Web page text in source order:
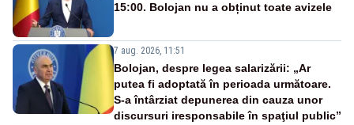
15:00. Bolojan nu a obținut toate avizele
7 aug. 2026, 11:51
Bolojan, despre legea salarizării: „Ar
putea fi adoptată în perioada următoare.
S-a întârziat depunerea din cauza unor
discursuri iresponsabile în spaţiul public”